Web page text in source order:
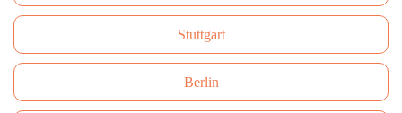
Stuttgart
Berlin